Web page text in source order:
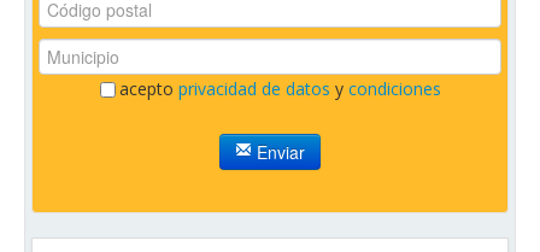
acepto privacidad de datos y condiciones
Enviar